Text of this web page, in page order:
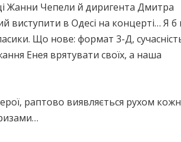
Жанни Чепели й диригента Дмитра
виступити в Одесі на концерті… Я б
Що нове: формат 3-Д,
Енея врятувати своїх, а наша
раптово виявляється рухом